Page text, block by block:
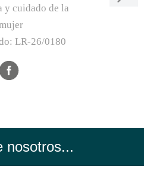
y cuidado de la
LR-26/0180
nosotros...